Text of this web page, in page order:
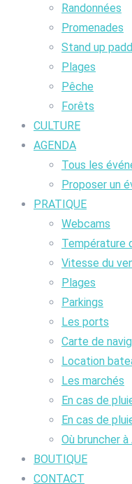
Randonnées
Promenades
Stand up
Plages
Pêche
Forêts
CULTURE
AGENDA
Tous les
Proposer un
PRATIQUE
Webcams
Température
Vitesse du
Plages
Parkings
Les ports
Carte de
Location
Les marchés
En cas de
En cas de
Où bruncher
BOUTIQUE
CONTACT